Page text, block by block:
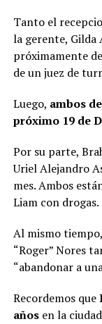
Tanto el
la gerente,
próximamente
de un juez de
Luego, ambos
próximo 19 de
Por su parte,
Uriel Alejandro
mes. Ambos
Liam con drogas.
Al mismo
“Roger” Nores
“abandonar a
Recordemos que
añosen la